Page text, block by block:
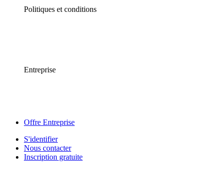
Politiques et conditions
Entreprise
Offre Entreprise
S'identifier
Nous contacter
Inscription gratuite